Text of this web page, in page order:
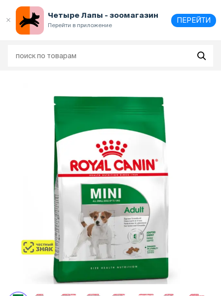
Четыре Лапы - зоомагазин
Перейти в приложение
ПЕРЕЙТИ